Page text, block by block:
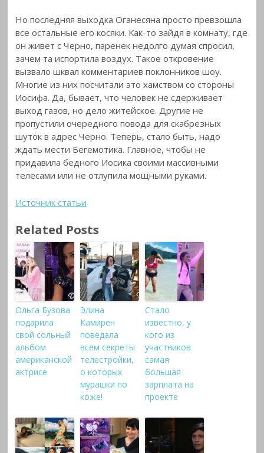
Но последняя выходка Оганесяна просто превзошла
все остальные его косяки. Как-то зайдя в комнату, где
он живет с Черно, паренек недолго думая спросил,
зачем та испортила воздух. Такое откровение
вызвало шквал комментариев поклонников шоу.
Многие из них посчитали это хамством со стороны
Иосифа. Да, бывает, что человек не сдерживает
выход газов, но дело житейское. Другие не
пропустили очередного повода для скабрезных
шуток в адрес Черно. Теперь, стало быть, надо
ждать мести Бегемотика. Главное, чтобы не
придавила бедного Иосика своими массивными
телесами или не отлупила мощными руками.
Источник статьи
Related Posts
Ольга Бузова
подарила
свой сольный
альбом
американской
актрисе
Элина
Камирен
поведала
всем секреты
телестройки,
о которых
мурашки по
коже!
Стало
известно, у
кого из
участников
самая
большая
зарплата на
проекте